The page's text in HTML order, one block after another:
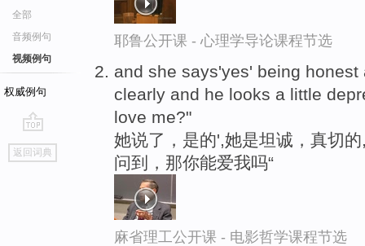
全部
音频例句
视频例句
权威例句
go
top
返回词典
耶鲁公开课 - 心理学导论课程节选
and she says'yes' being
clearly and he looks a little
love me?"
她说了，是的',她是坦诚，真切
问到，那你能爱我吗“
麻省理工公开课 - 电影哲学课程节选